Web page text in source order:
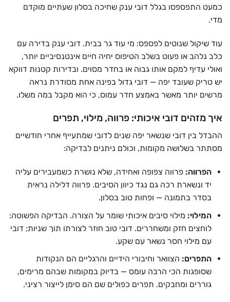
כמעט התפספסו בגלל דובי ענק שחיכה בסלון שעתיים מוקדם
מדי.
עוד שיקול שנוטים לפספס: מי עוד גר בבית. דובי ענק בדירה עם
כלב נלהב או פעוט בשלב הטיפוס יחיה חיים אינטנסיביים יותר,
ואולי עדיף למקם אותו גבוה או בחדר מסוים. ובדירות קטנות דווקא
יש טריק שעובד יפה — דובי גדול בפינה אחת מסודרת נראה
מרשים יותר מאשר באמצע חדר עמוס, כי הוא מקבל במה משלו.
איך מזהים דובי איכותי: פרווה, מילוי, תפרים
ההבדל בין דובי שנשאר יפה שנים לדובי שמתעייף אחרי חודשיים
מסתתר בשלושה מקומות, וכולם ניתנים לבדיקה:
הפרווה: פרווה צפופה ואחידה, שלא נושרת כשמעבירים עליה
יד ונשארת רכה גם נגד כיוון הסיבים. פרווה דלילה נראית
בסדר בתמונה — ופחות טוב בסלון.
המילוי: מילוי סיבים איכותי שומר על הצורה. הבדיקה הפשוטה:
לוחצים חזק ומשחררים. דובי טוב חוזר לצורתו תוך שניות; דובי
עם מילוי חסר נשאר עם שקע.
התפרים: הצוואר וחיבורי הידיים והרגליים הם הנקודות
שסופגות הכי הרבה עומס — בדיוק במקומות שבהם מרימים,
גוררים ומחבקים. תפרים כפולים שם הם סימן לייצור רציני.